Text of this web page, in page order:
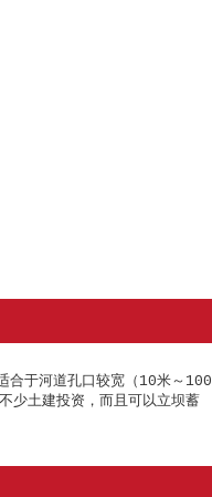
合于河道孔口较宽（10米～100
少土建投资，而且可以立坝蓄